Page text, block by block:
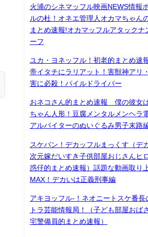
火浦のシネマッフル映画NEWS情報
ルの杜！オネエ管理人オカマちゃん
まとめ速報!オカマッフルアタックナ
ーフ
ユカ・ヨネッフル！初老的まとめ速
帝イタチにラリアット！害獣神アリ
害に必殺！パイルドライバー
おネコさん的まとめ速報 僕の彼女
ちゃん人形！豆腐メンタルメンヘラ
アルバイターのぬいぐるみ男子末路
スケバン！デカッフルまっくす（デ
次元嫁だいすき子供部屋おじさんヒ
惑仔的まとめ速報）話題な動画取り
MAX！デカいは正義刑事編
アキヨッフル-！ネオニートスケ番長
トラ芸能情報局！（子ども部屋おば
宅警備員的まとめ速報）